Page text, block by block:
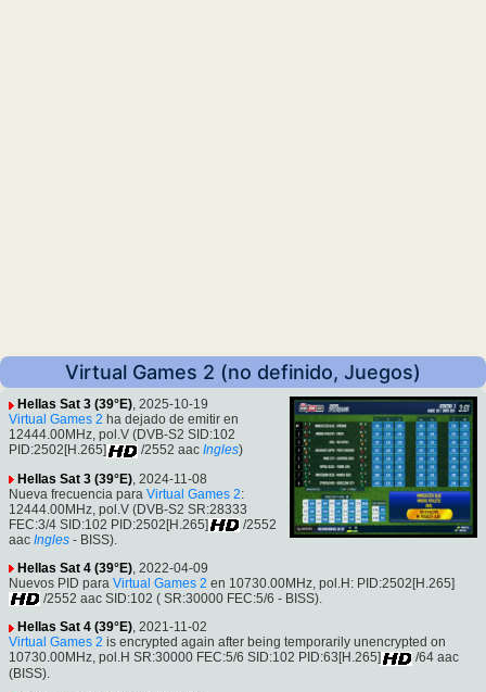
Virtual Games 2 (no definido, Juegos)
Hellas Sat 3 (39°E), 2025-10-19
Virtual Games 2 ha dejado de emitir en
12444.00MHz, pol.V (DVB-S2 SID:102
PID:2502[H.265]
/2552 aac Ingles)
Hellas Sat 3 (39°E) , 2024-11-08
Nueva frecuencia para Virtual Games 2:
12444.00MHz, pol.V (DVB-S2 SR:28333
FEC:3/4 SID:102 PID:2502[H.265]
/2552
aac Ingles - BISS).
Hellas Sat 4 (39°E), 2022-04-09
Nuevos PID para Virtual Games 2 en 10730.00MHz, pol.H: PID:2502[H.265]
/2552 aac SID:102 ( SR:30000 FEC:5/6 - BISS).
Hellas Sat 4 (39°E), 2021-11-02
Virtual Games 2 is encrypted again after being temporarily unencrypted on
10730.00MHz, pol.H SR:30000 FEC:5/6 SID:102 PID:63[H.265]
/64 aac
(BISS).